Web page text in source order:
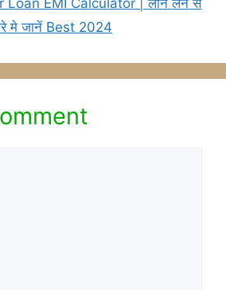
मे जानें Best 2024